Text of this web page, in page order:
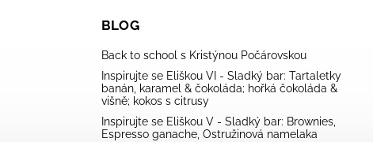
BLOG
Back to school s Kristýnou Počárovskou
Inspirujte se Eliškou VI - Sladký bar: Tartaletky
banán, karamel & čokoláda; hořká čokoláda &
višně; kokos s citrusy
Inspirujte se Eliškou V - Sladký bar: Brownies,
Espresso ganache, Ostružinová namelaka